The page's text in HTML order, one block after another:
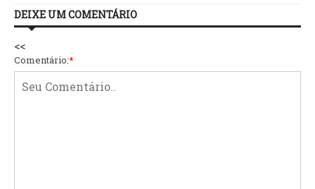
DEIXE UM COMENTÁRIO
<<
Comentário:*